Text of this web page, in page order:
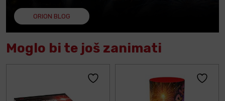
ORION BLOG
Moglo bi te još zanimati